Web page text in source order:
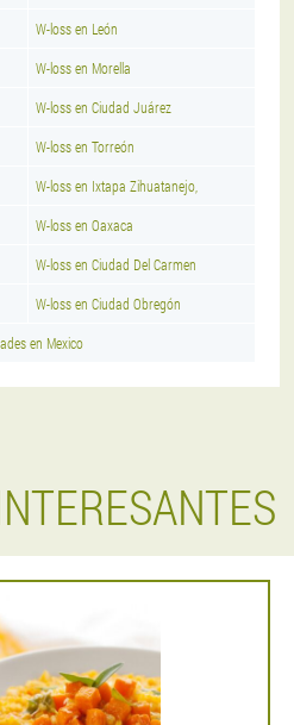
W-loss en León
W-loss en Morella
W-loss en Ciudad Juárez
W-loss en Torreón
W-loss en Ixtapa Zihuatanejo,
W-loss en Oaxaca
W-loss en Ciudad Del Carmen
W-loss en Ciudad Obregón
en Mexico